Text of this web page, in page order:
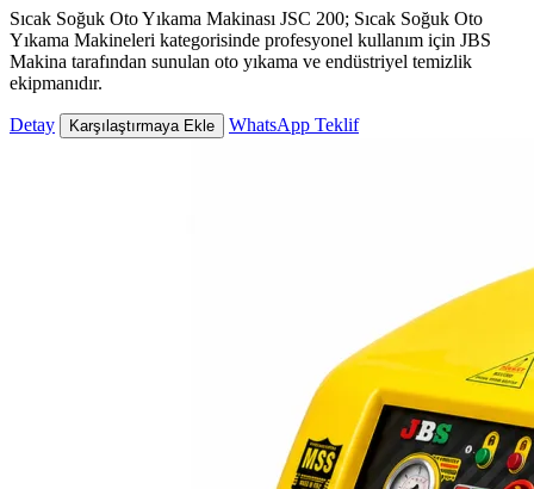
Sıcak Soğuk Oto Yıkama Makinası JSC 200; Sıcak Soğuk Oto
Yıkama Makineleri kategorisinde profesyonel kullanım için JBS
Makina tarafından sunulan oto yıkama ve endüstriyel temizlik
ekipmanıdır.
Detay Karşılaştırmaya Ekle WhatsApp Teklif